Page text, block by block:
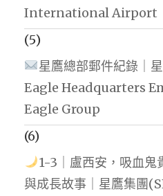
International Airport
(5)
星鷹總部郵件紀錄｜
Eagle Headquarters
Eagle Group
(6)
1-3｜盧西安，吸血鬼
與成長故事｜星鷹集團